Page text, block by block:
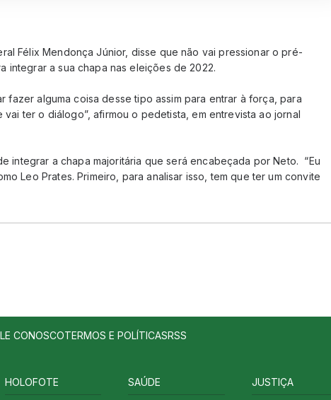
Félix Mendonça Júnior, disse que não vai pressionar o pré-
integrar a sua chapa nas eleições de 2022.
fazer alguma coisa desse tipo assim para entrar à força, para
ter o diálogo”, afirmou o pedetista, em entrevista ao jornal
integrar a chapa majoritária que será encabeçada por Neto. “Eu
Leo Prates. Primeiro, para analisar isso, tem que ter um convite
CONOSCOTERMOS E POLÍTICASRSS
HOLOFOTE SAÚDE JUSTIÇA